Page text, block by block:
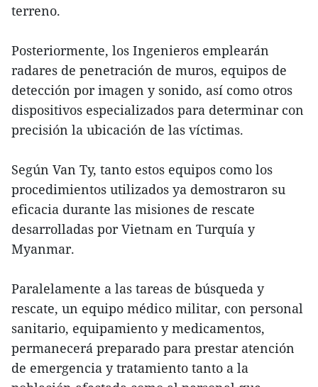
terreno.
Posteriormente, los Ingenieros emplearán
radares de penetración de muros, equipos de
detección por imagen y sonido, así como otros
dispositivos especializados para determinar con
precisión la ubicación de las víctimas.
Según Van Ty, tanto estos equipos como los
procedimientos utilizados ya demostraron su
eficacia durante las misiones de rescate
desarrolladas por Vietnam en Turquía y
Myanmar.
Paralelamente a las tareas de búsqueda y
rescate, un equipo médico militar, con personal
sanitario, equipamiento y medicamentos,
permanecerá preparado para prestar atención
de emergencia y tratamiento tanto a la